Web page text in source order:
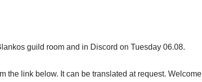
guild room and in Discord on Tuesday 06.08.
the link below. It can be translated at request. Welcome